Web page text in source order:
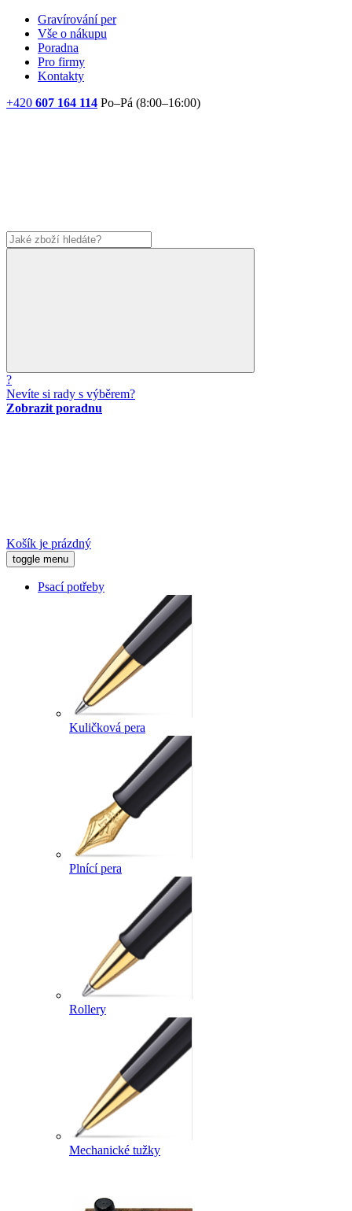
Gravírování per
Vše o nákupu
Poradna
Pro firmy
Kontakty
+420 607 164 114 Po–Pá (8:00–16:00)
?
Nevíte si rady s výběrem?
Zobrazit poradnu
Košík je prázdný
toggle menu
Psací potřeby
Kuličková pera
Plnící pera
Rollery
Mechanické tužky